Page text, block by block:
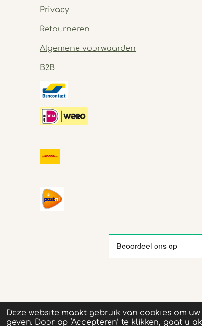
Deze website maakt gebruik van cookies om
geven. Door op ‘Accepteren’ te klikken, gaat u
Privacy
Retourneren
Algemene voorwaarden
B2B
© 2019 - 2026 Vet Groen